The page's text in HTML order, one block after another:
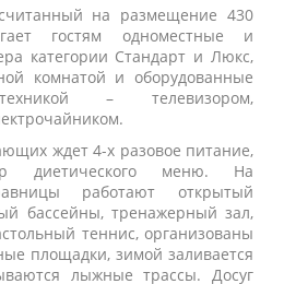
на размещение 430
гостям одноместные и
категории Стандарт и Люкс,
комнатой и оборудованные
– телевизором,
ждет 4-х разовое питание,
диетического меню. На
работают открытый
бассейны, тренажерный зал,
теннис, организованы
площадки, зимой заливается
лыжные трассы. Досуг